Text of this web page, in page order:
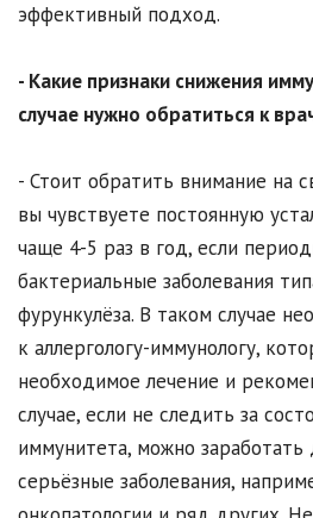
эффективный подход.
- Какие признаки снижения
случае нужно обратиться к
- Стоит обратить внимание на
вы чувствуете постоянную
чаще 4-5 раз в год, если
бактериальные заболевания
фурункулёза. В таком случае
к аллергологу-иммунологу,
необходимое лечение и
случае, если не следить за
иммунитета, можно заработать
серьёзные заболевания,